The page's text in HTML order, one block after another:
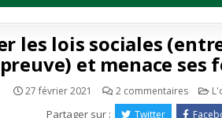
les lois sociales
et menace
27 février 2021 2 commentairessur
à
Partager sur : Twitter